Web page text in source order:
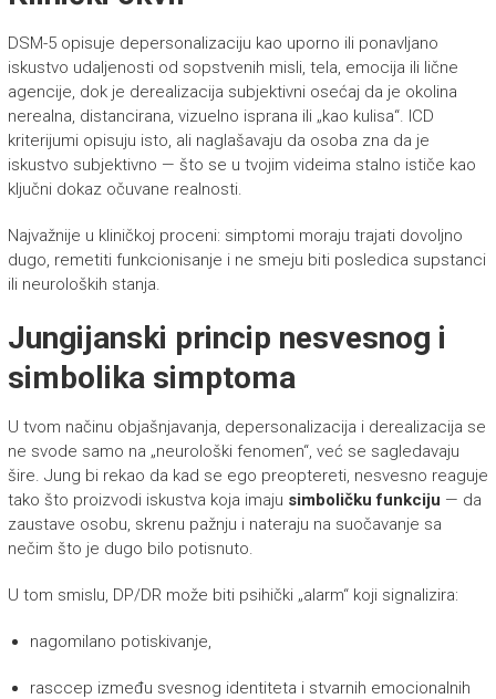
DSM-5 opisuje depersonalizaciju kao uporno ili ponavljano
iskustvo udaljenosti od sopstvenih misli, tela, emocija ili lične
agencije, dok je derealizacija subjektivni osećaj da je okolina
nerealna, distancirana, vizuelno isprana ili „kao kulisa“. ICD
kriterijumi opisuju isto, ali naglašavaju da osoba zna da je
iskustvo subjektivno — što se u tvojim videima stalno ističe kao
ključni dokaz očuvane realnosti.
Najvažnije u kliničkoj proceni: simptomi moraju trajati dovoljno
dugo, remetiti funkcionisanje i ne smeju biti posledica supstanci
ili neuroloških stanja.
Jungijanski princip nesvesnog i
simbolika simptoma
U tvom načinu objašnjavanja, depersonalizacija i derealizacija se
ne svode samo na „neurološki fenomen“, već se sagledavaju
šire. Jung bi rekao da kad se ego preoptereti, nesvesno reaguje
tako što proizvodi iskustva koja imaju simboličku funkciju — da
zaustave osobu, skrenu pažnju i nateraju na suočavanje sa
nečim što je dugo bilo potisnuto.
U tom smislu, DP/DR može biti psihički „alarm“ koji signalizira:
nagomilano potiskivanje,
rasccep između svesnog identiteta i stvarnih emocionalnih